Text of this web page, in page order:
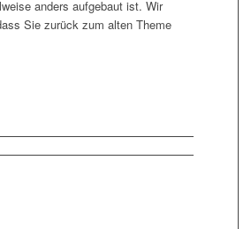
anders aufgebaut ist. Wir
Sie zurück zum alten Theme